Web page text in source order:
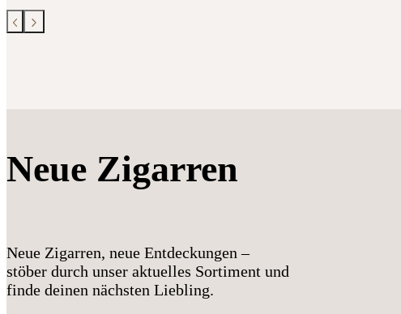
Neue Zigarren
Neue Zigarren, neue Entdeckungen –
stöber durch unser aktuelles Sortiment und
finde deinen nächsten Liebling.